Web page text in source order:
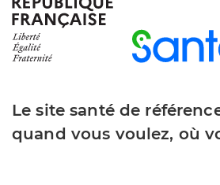
Le site santé de
quand vous voulez, où